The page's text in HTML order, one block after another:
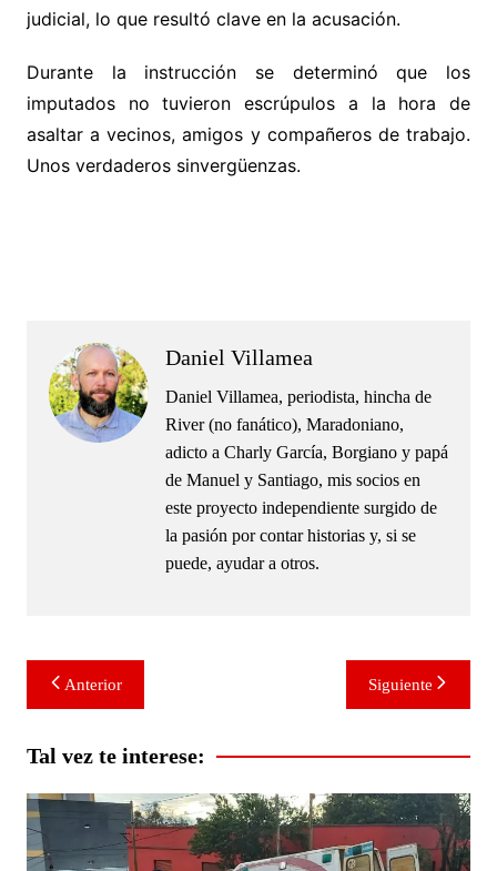
judicial, lo que resultó clave en la acusación.
Durante la instrucción se determinó que los
imputados no tuvieron escrúpulos a la hora de
asaltar a vecinos, amigos y compañeros de trabajo.
Unos verdaderos sinvergüenzas.
Daniel Villamea
Daniel Villamea, periodista, hincha de
River (no fanático), Maradoniano,
adicto a Charly García, Borgiano y papá
de Manuel y Santiago, mis socios en
este proyecto independiente surgido de
la pasión por contar historias y, si se
puede, ayudar a otros.
Navegación
de
entradas
Anterior Siguiente
Tal vez te interese: